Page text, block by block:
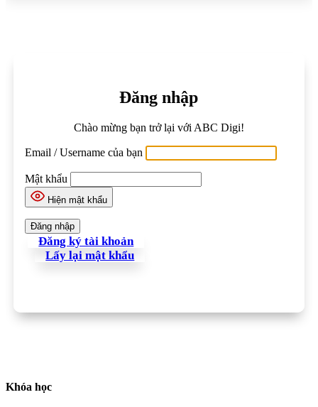
Đăng nhập
Chào mừng bạn trở lại với ABC Digi!
Email / Username của bạn
Mật khẩu
Hiện mật khẩu
Đăng ký tài khoản
Lấy lại mật khẩu
Khóa học